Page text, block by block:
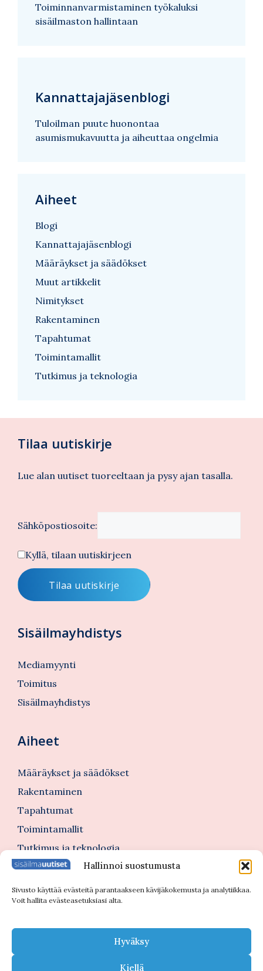
Hallinnoi suostumusta
Sivusto käyttää evästeitä parantaakseen kävijäkokemusta ja analytiikkaa.
Voit hallita evästeasetuksiasi alta.
Hyväksy
Kiellä
Toiminnanvarmistaminen työkaluksi
sisäilmaston hallintaan
Kannattajajäsenblogi
Tuloilman puute huonontaa
asumismukavuutta ja aiheuttaa ongelmia
Aiheet
Blogi
Kannattajajäsenblogi
Määräykset ja säädökset
Muut artikkelit
Nimitykset
Rakentaminen
Tapahtumat
Toimintamallit
Tutkimus ja teknologia
Tilaa uutiskirje
Lue alan uutiset tuoreeltaan ja pysy ajan tasalla.
Sähköpostiosoite:
Kyllä, tilaan uutiskirjeen
Sisäilmayhdistys
Mediamyynti
Toimitus
Sisäilmayhdistys
Aiheet
Määräykset ja säädökset
Rakentaminen
Tapahtumat
Toimintamallit
Tutkimus ja teknologia
Tutustu myös